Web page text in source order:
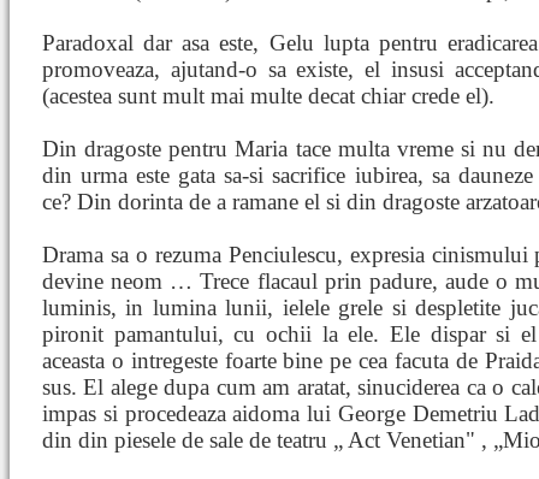
Paradoxal dar asa este, Gelu lupta pentru
promoveaza, ajutand-o sa existe, el insusi
(acestea sunt mult mai multe decat chiar crede el).
Din dragoste pentru Maria tace multa vreme si nu
din urma este gata sa-si sacrifice iubirea, sa
ce? Din dorinta de a ramane el si din dragoste
Drama sa o rezuma Penciulescu, expresia
devine neom … Trece flacaul prin padure, aude o
luminis, in lumina lunii, ielele grele si despletite
pironit pamantului, cu ochii la ele. Ele dispar si el
aceasta o intregeste foarte bine pe cea facuta de
sus. El alege dupa cum am aratat, sinuciderea ca o
impas si procedeaza aidoma lui George Demetriu
din din piesele de sale de teatru „ Act Venetian" ,